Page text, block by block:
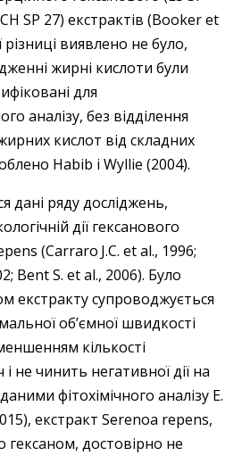
SP 27) екстрактів (Booker et
різниці виявлено не було,
жирні кислоти були
для
аналізу, без відділення
кислот від складних
Habib і Wyllie (2004).
дані ряду досліджень,
дії гексанового
(Carraro J.C. et al., 1996;
Bent S. et al., 2006). Було
екстракту супроводжується
об’ємної швидкості
кількості
не чинить негативної дії на
фітохімічного аналізу E.
екстракт Serenoa repens,
гексаном, достовірно не